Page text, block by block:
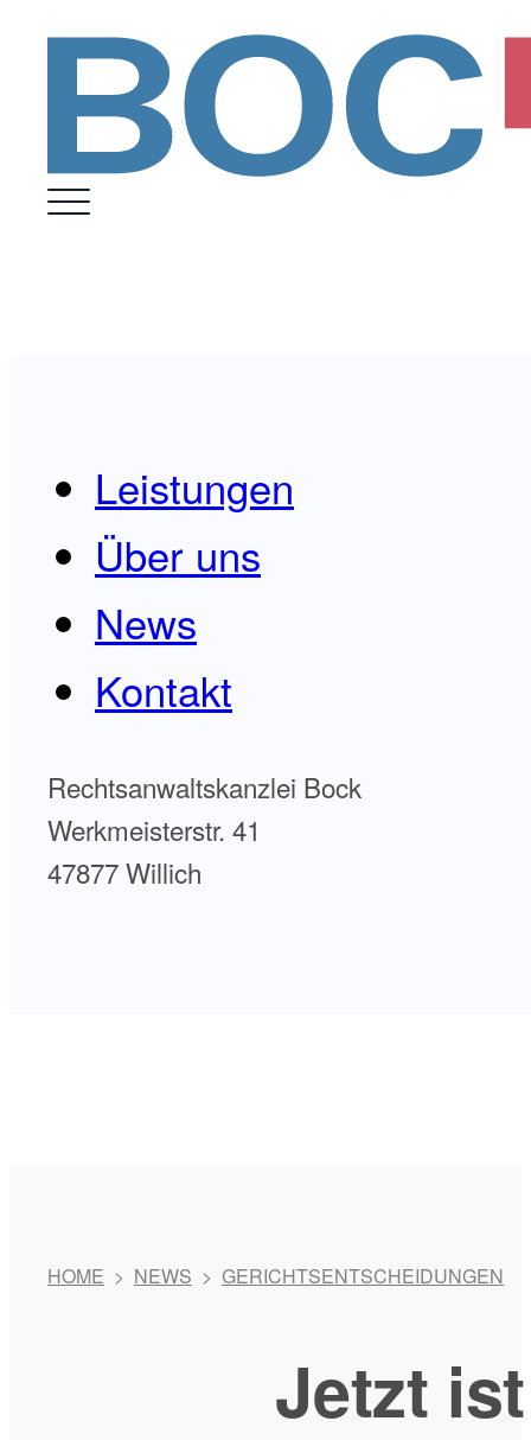
Leistungen
Über uns
News
Kontakt
Rechtsanwaltskanzlei Bock
Werkmeisterstr. 41
47877 Willich
HOME > NEWS > GERICHTSENTSCHEIDUNGEN
Jetzt